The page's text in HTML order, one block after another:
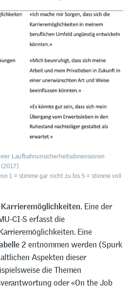
Laufbahnunsicherheitsdimensionen
1 = stimme gar nicht zu bis 5 = stimme voll
Eine der
CI-S erfasst die
Eine
2 entnommen werden (Spurk
Aspekten dieser
die Themen
oder «On the Job